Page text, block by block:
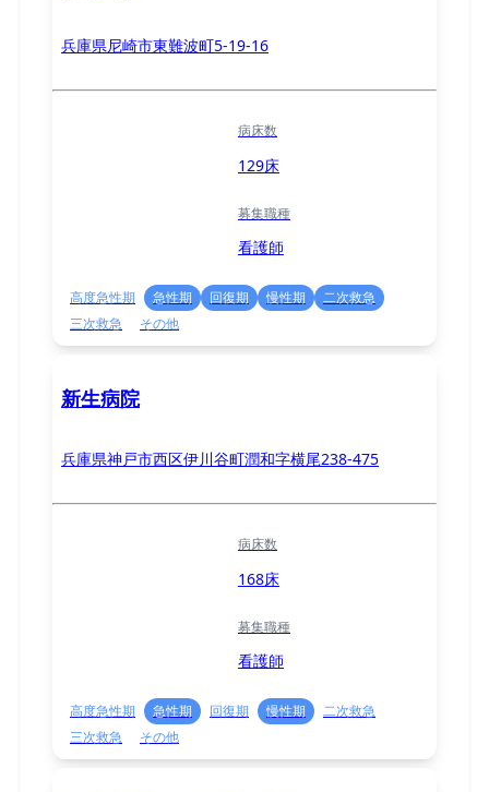
兵庫県尼崎市東難波町5-19-16
病床数
129床
募集職種
看護師
高度急性期 急性期 回復期 慢性期
二次救急
三次救急
その他
新生病院
兵庫県神戸市西区伊川谷町潤和字横尾238-475
病床数
168床
募集職種
看護師
高度急性期 急性期 回復期 慢性期
二次救急
三次救急
その他